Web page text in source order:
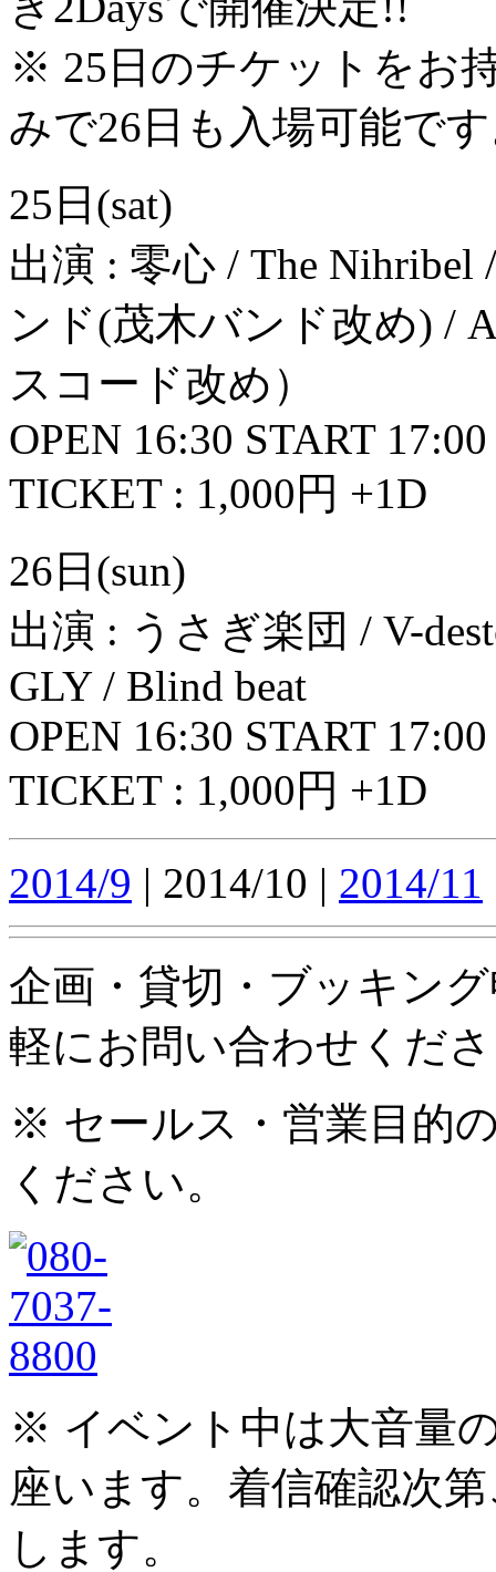
※ 25日のチケットをお
みで26日も入場可能で
25日(sat)
出演 : 零心 / The Nihribel
ンド(茂木バンド改め) /
スコード改め）
OPEN 16:30 START 17:00
TICKET : 1,000円 +1D
26日(sun)
出演 : うさぎ楽団 / V-
GLY / Blind beat
OPEN 16:30 START 17:00
TICKET : 1,000円 +1D
2014/9 | 2014/10 | 2014/11
企画・貸切・ブッキン
軽にお問い合わせくだ
※ セールス・営業目的
ください。
※ イベント中は大音量
座います。着信確認次
します。